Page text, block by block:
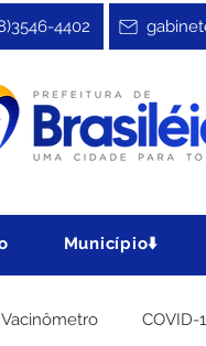
4402
Município⬇️
Vacinômetro COVID-